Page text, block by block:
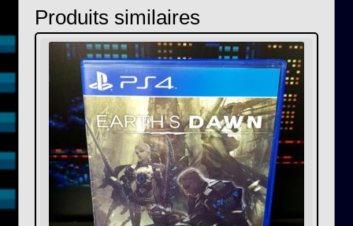
Produits similaires